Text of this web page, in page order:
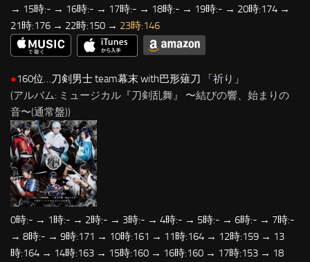
→ 15時:- → 16時:- → 17時:- → 18時:- → 19時:- → 20時:174 →
21時:176 → 22時:150 → 23時:146
●160位…刀剣男士 team幕末 with巴形薙刀 「祈り 」
(アルバム: ミュージカル『刀剣乱舞』 〜結びの響、始まりの
音〜(通常盤))
0時:- → 1時:- → 2時:- → 3時:- → 4時:- → 5時:- → 6時:- → 7時:-
→ 8時:- → 9時:171 → 10時:161 → 11時:164 → 12時:159 → 13
時:164 → 14時:163 → 15時:160 → 16時:160 → 17時:153 → 18